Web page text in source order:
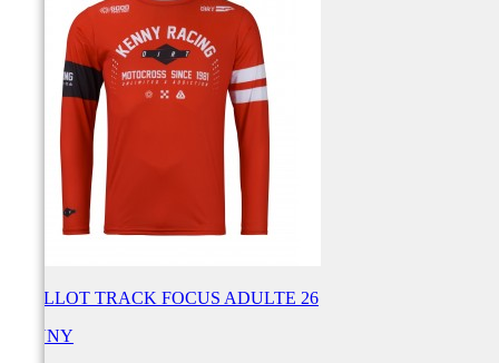
MAILLOT TRACK FOCUS ADULTE 26
KENNY